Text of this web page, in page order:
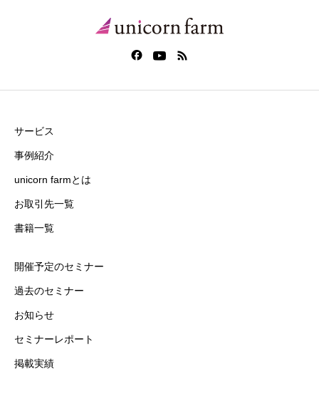
サービス
事例紹介
unicorn farmとは
お取引先一覧
書籍一覧
開催予定のセミナー
過去のセミナー
お知らせ
セミナーレポート
掲載実績